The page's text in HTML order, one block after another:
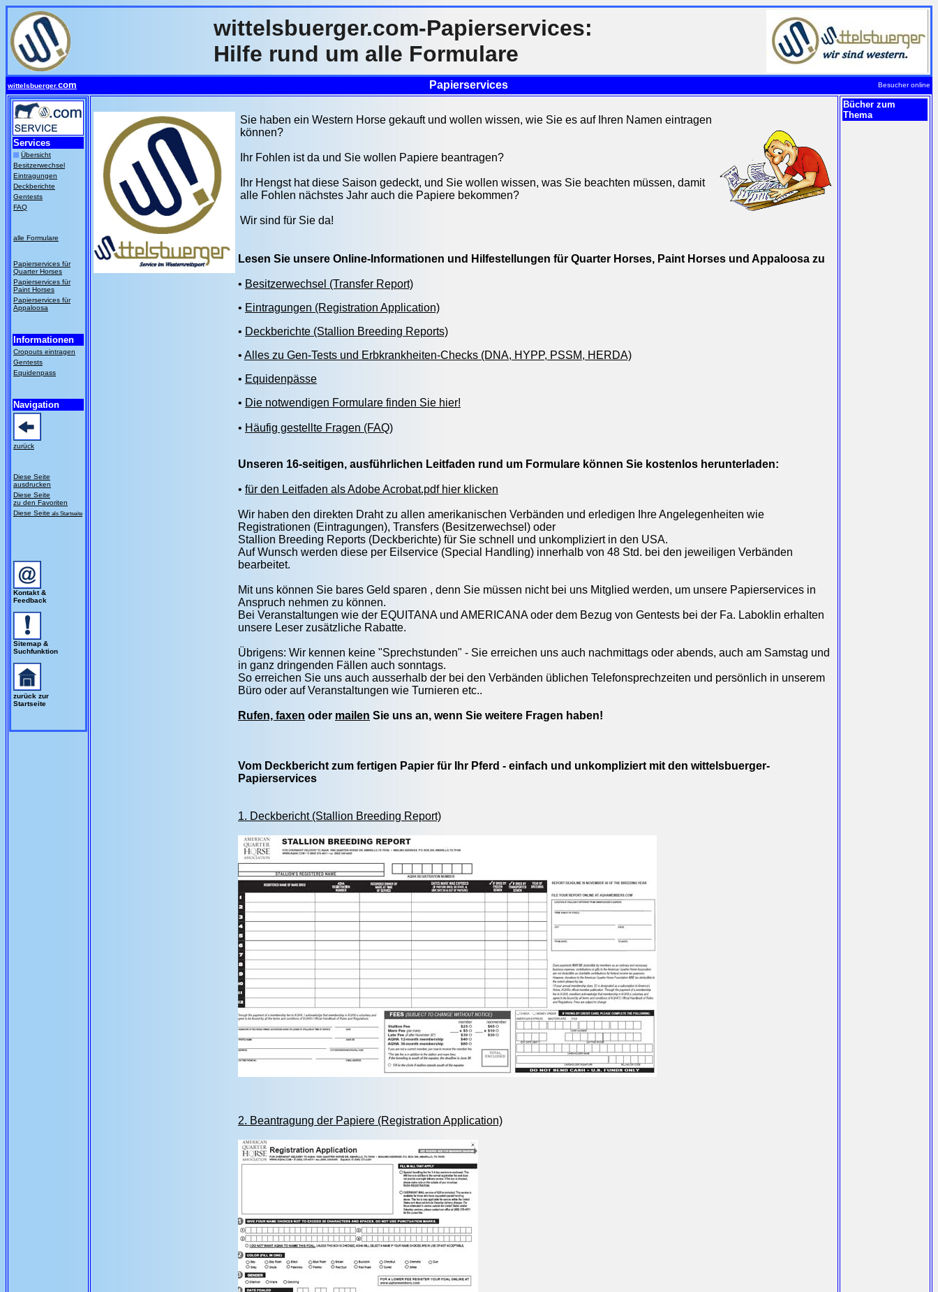
wittelsbuerger.com-Papierservices:
Hilfe rund um alle Formulare
wittelsbuerger.com Papierservices Besucher online
Services
Übersicht
Besitzerwechsel
Eintragungen
Deckberichte
Gentests
FAQ
alle Formulare
Papierservices für
Quarter Horses
Papierservices für
Paint Horses
Papierservices für
Appaloosa
Informationen
Cropouts eintragen
Gentests
Equidenpass
Navigation
zurück
Diese Seite
ausdrucken
Diese Seite
zu den Favoriten
Diese Seite als Startseite
Kontakt &
Feedback
Sitemap &
Suchfunktion
zurück zur
Startseite
Sie haben ein Western Horse gekauft und wollen wissen, wie Sie es auf Ihren Namen eintragen
können?
Ihr Fohlen ist da und Sie wollen Papiere beantragen?
Ihr Hengst hat diese Saison gedeckt, und Sie wollen wissen, was Sie beachten müssen, damit
alle Fohlen nächstes Jahr auch die Papiere bekommen?
Wir sind für Sie da!
Lesen Sie unsere Online-Informationen und Hilfestellungen für Quarter Horses, Paint Horses und Appaloosa zu
• Besitzerwechsel (Transfer Report)
• Eintragungen (Registration Application)
• Deckberichte (Stallion Breeding Reports)
• Alles zu Gen-Tests und Erbkrankheiten-Checks (DNA, HYPP, PSSM, HERDA)
• Equidenpässe
• Die notwendigen Formulare finden Sie hier!
• Häufig gestellte Fragen (FAQ)
Unseren 16-seitigen, ausführlichen Leitfaden rund um Formulare können Sie kostenlos herunterladen:
• für den Leitfaden als Adobe Acrobat.pdf hier klicken
Wir haben den direkten Draht zu allen amerikanischen Verbänden und erledigen Ihre Angelegenheiten wie
Registrationen (Eintragungen), Transfers (Besitzerwechsel) oder
Stallion Breeding Reports (Deckberichte) für Sie schnell und unkompliziert in den USA.
Auf Wunsch werden diese per Eilservice (Special Handling) innerhalb von 48 Std. bei den jeweiligen Verbänden
bearbeitet.
Mit uns können Sie bares Geld sparen , denn Sie müssen nicht bei uns Mitglied werden, um unsere Papierservices in
Anspruch nehmen zu können.
Bei Veranstaltungen wie der EQUITANA und AMERICANA oder dem Bezug von Gentests bei der Fa. Laboklin erhalten
unsere Leser zusätzliche Rabatte.
Übrigens: Wir kennen keine "Sprechstunden" - Sie erreichen uns auch nachmittags oder abends, auch am Samstag und
in ganz dringenden Fällen auch sonntags.
So erreichen Sie uns auch ausserhalb der bei den Verbänden üblichen Telefonsprechzeiten und persönlich in unserem
Büro oder auf Veranstaltungen wie Turnieren etc..
Rufen, faxen oder mailen Sie uns an, wenn Sie weitere Fragen haben!
Vom Deckbericht zum fertigen Papier für Ihr Pferd - einfach und unkompliziert mit den wittelsbuerger-
Papierservices
1. Deckbericht (Stallion Breeding Report)
2. Beantragung der Papiere (Registration Application)
Bücher zum
Thema